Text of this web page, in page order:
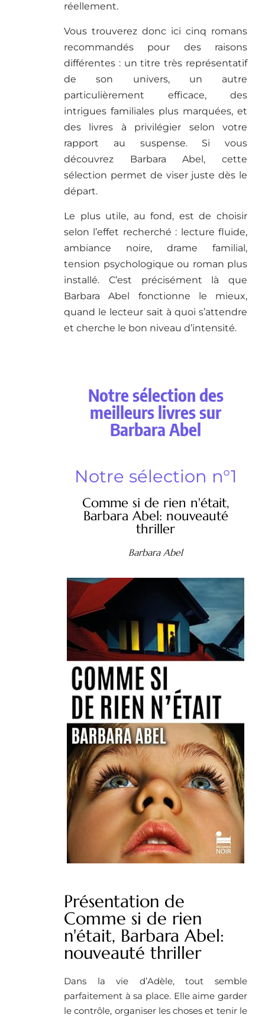
réellement.
Vous trouverez donc ici cinq romans
recommandés pour des raisons
différentes : un titre très représentatif
de son univers, un autre
particulièrement efficace, des
intrigues familiales plus marquées, et
des livres à privilégier selon votre
rapport au suspense. Si vous
découvrez Barbara Abel, cette
sélection permet de viser juste dès le
départ.
Le plus utile, au fond, est de choisir
selon l’effet recherché : lecture fluide,
ambiance noire, drame familial,
tension psychologique ou roman plus
installé. C’est précisément là que
Barbara Abel fonctionne le mieux,
quand le lecteur sait à quoi s’attendre
et cherche le bon niveau d’intensité.
Notre sélection des
meilleurs livres sur
Barbara Abel
Notre sélection n°1
Comme si de rien n'était,
Barbara Abel: nouveauté
thriller
Barbara Abel
Présentation de
Comme si de rien
n'était, Barbara Abel:
nouveauté thriller
Dans la vie d’Adèle, tout semble
parfaitement à sa place. Elle aime garder
le contrôle, organiser les choses et tenir le